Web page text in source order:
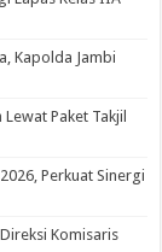
Kapolda Jambi
Paket Takjil
Perkuat Sinergi
Direksi Komisaris